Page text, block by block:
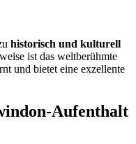
historisch und kulturell
ist das weltberühmte
und bietet eine exzellente
Aufenthalt